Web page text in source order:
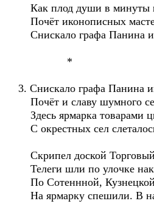
Как плод души в минуты
Почёт иконописных
Снискало графа Панина
*
3. Снискало графа Панина
Почёт и славу шумного
Здесь ярмарка товарами
С окрестных сел
Скрипел доской
Телеги шли по улочке
По Сотеннной,
На ярмарку спешили. В